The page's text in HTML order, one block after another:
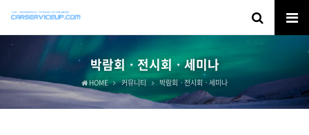
박람회ㆍ전시회ㆍ세미나
HOME 커뮤니티 박람회ㆍ전시회ㆍ세미나